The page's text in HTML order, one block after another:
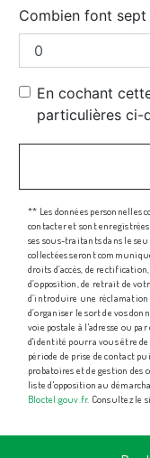
Combien font sept
En cochant
particulières ci-
** Les données personnelles
contacter et sont
ses sous-traitants dans le
collectées seront
droits d’accès, de
d’opposition, de retrait de
d’introduire une
d’organiser le sort de vos
voie postale à l'adresse ou
d'identité pourra vous être
période de prise de contact
probatoires et de gestion
liste d'opposition au
Bloctel.gouv.fr. Consultez le